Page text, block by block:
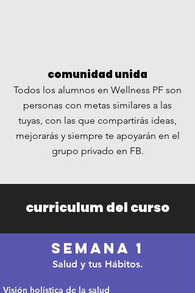
comunidad unida
Todos los alumnos en Wellness PF son
personas con metas similares a las
tuyas, con las que compartirás ideas,
mejorarás y siempre te apoyarán en el
grupo privado en FB.
curriculum del curso
semana 1
Salud y tus Hábitos.
Visión holística de la salud